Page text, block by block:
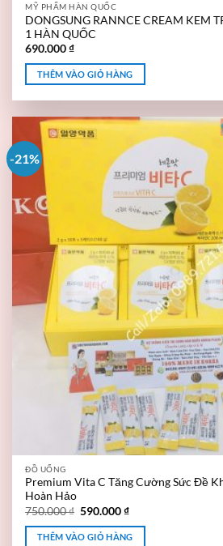
MỸ PHẨM HÀN QUỐC
DONGSUNG RANNCE CREAM KEM
1 HÀN QUỐC
690.000₫
THÊM VÀO GIỎ HÀNG
-21%
ĐỒ UỐNG
Premium Vita C Tăng Cường Sức Đề
Hoàn Hảo
750.000₫ 590.000₫
THÊM VÀO GIỎ HÀNG